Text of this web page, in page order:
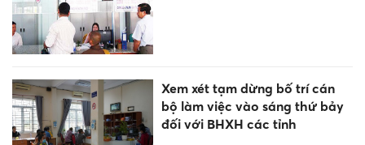
Xem xét tạm dừng bố trí cán
bộ làm việc vào sáng thứ bảy
đối với BHXH các tỉnh